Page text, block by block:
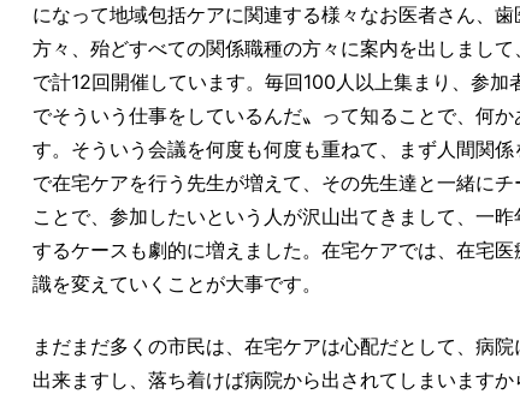
になって地域包括ケアに関連する様々なお医者さん、
方々、殆どすべての関係職種の方々に案内を出しまし
で計12回開催しています。毎回100人以上集まり、参
でそういう仕事をしているんだ〟って知ることで、何
す。そういう会議を何度も何度も重ねて、まず人間関
で在宅ケアを行う先生が増えて、その先生達と一緒に
ことで、参加したいという人が沢山出てきまして、一
するケースも劇的に増えました。在宅ケアでは、在宅
識を変えていくことが大事です。
まだまだ多くの市民は、在宅ケアは心配だとして、病
出来ますし、落ち着けば病院から出されてしまいます